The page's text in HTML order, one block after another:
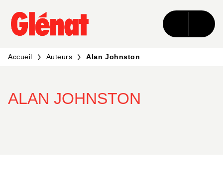
MENU RECHERCHE CONTENU
PIED DE PAGE
Accueil Auteurs Alan Johnston
ALAN JOHNSTON